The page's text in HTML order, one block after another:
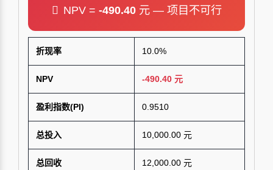
NPV = -490.40元 — 项目不可行
折现率 10.0%
NPV -490.40 元
盈利指数(PI) 0.9510
总投入 10,000.00 元
总回收 12,000.00 元